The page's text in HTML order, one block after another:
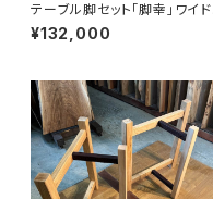
テーブル脚セット「脚幸」ワイド
【ケヤキ＆クリ＆コクタン＆ブビ
ンガ】【オイル塗装 仕上げ済み】
¥132,000